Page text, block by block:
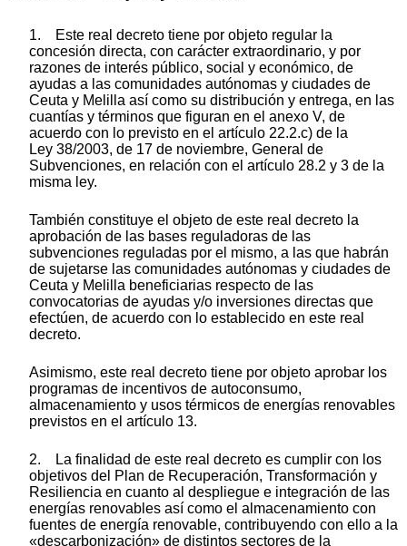
1. Este real decreto tiene por objeto regular la
concesión directa, con carácter extraordinario, y por
razones de interés público, social y económico, de
ayudas a las comunidades autónomas y ciudades de
Ceuta y Melilla así como su distribución y entrega, en las
cuantías y términos que figuran en el anexo V, de
acuerdo con lo previsto en el artículo 22.2.c) de la
Ley 38/2003, de 17 de noviembre, General de
Subvenciones, en relación con el artículo 28.2 y 3 de la
misma ley.
También constituye el objeto de este real decreto la
aprobación de las bases reguladoras de las
subvenciones reguladas por el mismo, a las que habrán
de sujetarse las comunidades autónomas y ciudades de
Ceuta y Melilla beneficiarias respecto de las
convocatorias de ayudas y/o inversiones directas que
efectúen, de acuerdo con lo establecido en este real
decreto.
Asimismo, este real decreto tiene por objeto aprobar los
programas de incentivos de autoconsumo,
almacenamiento y usos térmicos de energías renovables
previstos en el artículo 13.
2. La finalidad de este real decreto es cumplir con los
objetivos del Plan de Recuperación, Transformación y
Resiliencia en cuanto al despliegue e integración de las
energías renovables así como el almacenamiento con
fuentes de energía renovable, contribuyendo con ello a la
«descarbonización» de distintos sectores de la